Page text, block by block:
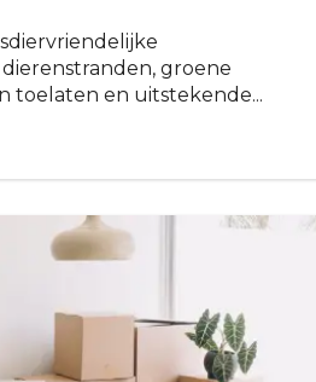
groene
toelaten en uitstekende...